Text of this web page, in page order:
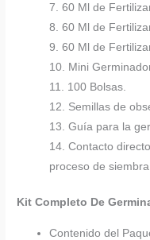
7. 60 Ml de
8. 60 Ml de
9. 60 Ml de
10. Mini
11. 100 Bolsas.
12. Semillas de
13. Guía para la
14. Contacto
proceso de siembra.
Kit Completo De
Contenido del